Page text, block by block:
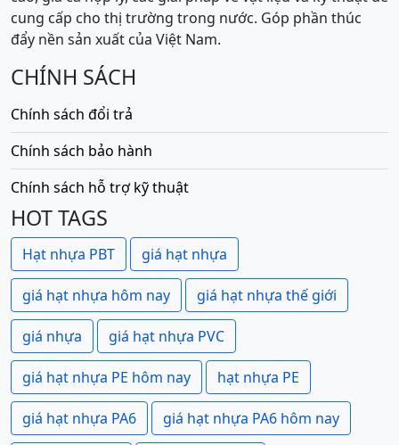
cung cấp cho thị trường trong nước. Góp phần thúc
đẩy nền sản xuất của Việt Nam.
CHÍNH SÁCH
Chính sách đổi trả
Chính sách bảo hành
Chính sách hỗ trợ kỹ thuật
HOT TAGS
Hạt nhựa PBT giá hạt nhựa
giá hạt nhựa hôm nay giá hạt nhựa thế giới
giá nhựa giá hạt nhựa PVC
giá hạt nhựa PE hôm nay hạt nhựa PE
giá hạt nhựa PA6 giá hạt nhựa PA6 hôm nay